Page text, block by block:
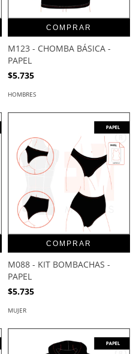
COMPRAR
M123 - CHOMBA BÁSICA -
PAPEL
$5.735
HOMBRES
COMPRAR
M088 - KIT BOMBACHAS -
PAPEL
$5.735
MUJER